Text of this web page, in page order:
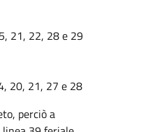
21, 22, 28 e 29
20, 21, 27 e 28
perciò a